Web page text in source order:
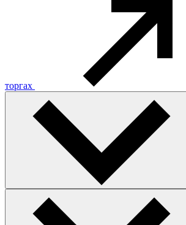
торгах